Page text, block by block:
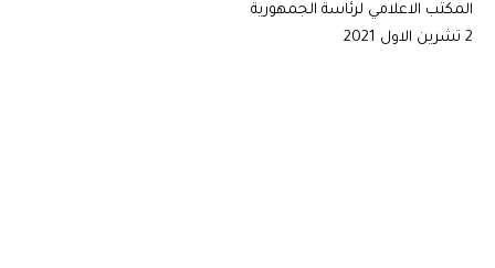
المكتب الاعلامي لرئاسة الجمهورية
2 تشرين الاول 2021